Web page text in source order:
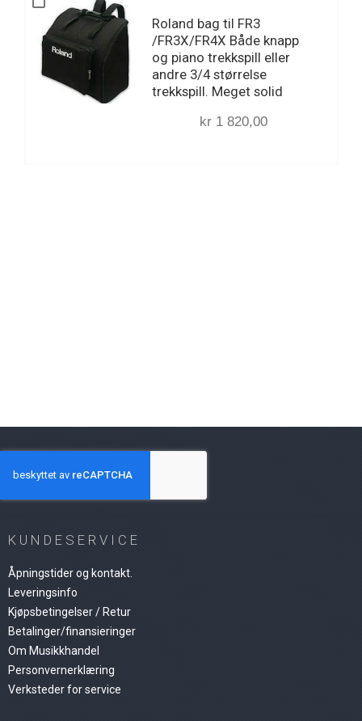
Roland bag til FR3
/FR3X/FR4X Både knapp
og piano trekkspill eller
andre 3/4 størrelse
trekkspill. Meget solid
kr 1 820,00
KUNDESERVICE
Åpningstider og kontakt.
Leveringsinfo
Kjøpsbetingelser / Retur
Betalinger/finansieringer
Om Musikkhandel
Personvernerklæring
Verksteder for service